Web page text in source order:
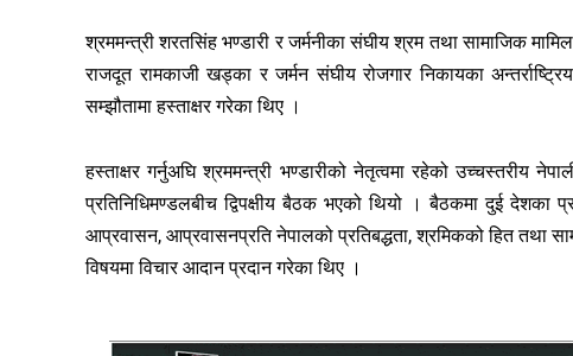
श्रममन्त्री शरतसिंह भण्डारी र जर्मनीका संघीय श्रम तथा सामाजिक
राजदूत रामकाजी खड्का र जर्मन संघीय रोजगार निकायका
सम्झौतामा हस्ताक्षर गरेका थिए ।
हस्ताक्षर गर्नुअघि श्रममन्त्री भण्डारीको नेतृत्वमा रहेको उच्चस्तरीय
प्रतिनिधिमण्डलबीच द्विपक्षीय बैठक भएको थियो । बैठकमा दुई देशका
आप्रवासन, आप्रवासनप्रति नेपालको प्रतिबद्धता, श्रमिकको हित तथा
विषयमा विचार आदान प्रदान गरेका थिए ।